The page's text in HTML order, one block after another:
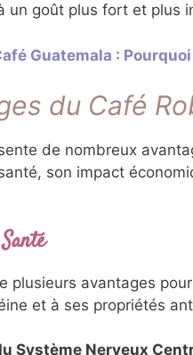
un goût plus fort et plus
Guatemala :
du Café
de nombreux
son impact
plusieurs avantages
et à ses propriétés
Système Nerveux